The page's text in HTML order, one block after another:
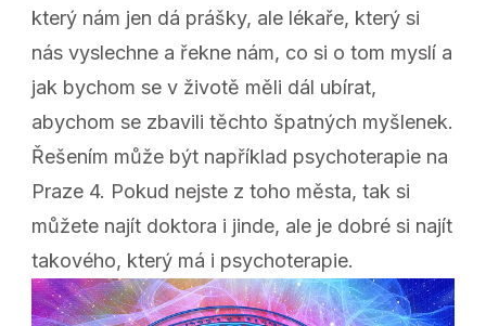
který nám jen dá prášky, ale lékaře, který si
nás vyslechne a řekne nám, co si o tom myslí a
jak bychom se v životě měli dál ubírat,
abychom se zbavili těchto špatných myšlenek.
Řešením může být například psychoterapie na
Praze 4. Pokud nejste z toho města, tak si
můžete najít doktora i jinde, ale je dobré si najít
takového, který má i psychoterapie.